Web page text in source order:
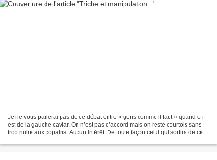
Je ne vous parlerai pas de ce débat entre « gens comme il faut » quand on
est de la gauche caviar. On n’est pas d’accord mais on reste courtois sans
trop nuire aux copains. Aucun intérêt. De toute façon celui qui sortira de cette